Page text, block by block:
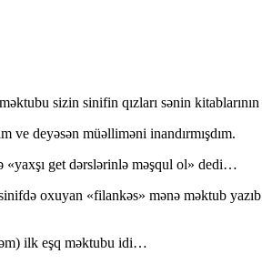
sizin sinifin qızları sənin
deyəsən müəlliməni inandırmışdım.
«yaxşı get dərslərinlə məşqul ol» dedi…
oxuyan «filankəs» mənə məktub
ilk eşq məktubu idi…